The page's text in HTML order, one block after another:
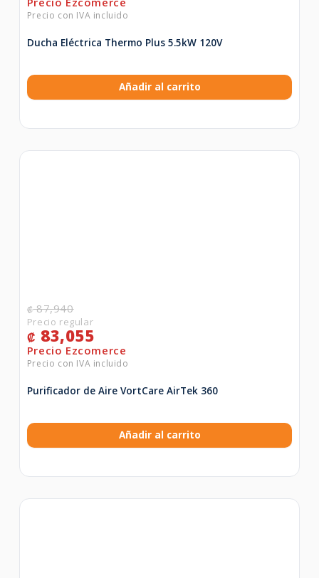
Ducha Eléctrica Thermo Plus 5.5kW 120V
Añadir al carrito
₡87,940
₡ 83,055
Purificador de Aire VortCare AirTek 360
Añadir al carrito